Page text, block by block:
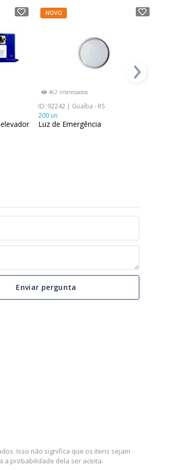
NOVO
462 interessados
ID: 92242 | Guaíba - RS
200 un
Luz de Emergência
›
Enviar pergunta
Isso não significa que os itens sejam
a probabilidade dela ser aceita.